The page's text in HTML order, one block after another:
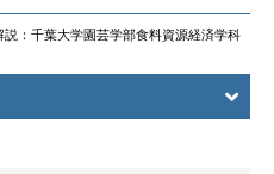
説：千葉大学園芸学部食料資源経済学科